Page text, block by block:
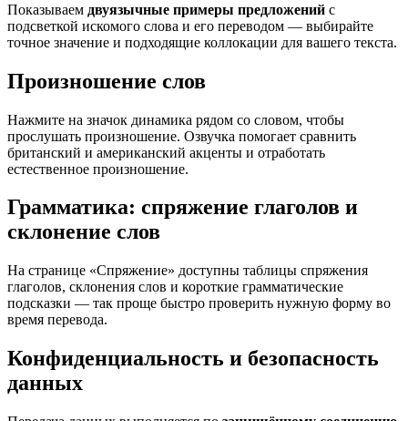
Показываем двуязычные примеры предложений с
подсветкой искомого слова и его переводом — выбирайте
точное значение и подходящие коллокации для вашего текста.
Произношение слов
Нажмите на значок динамика рядом со словом, чтобы
прослушать произношение. Озвучка помогает сравнить
британский и американский акценты и отработать
естественное произношение.
Грамматика: спряжение глаголов и
склонение слов
На странице «Спряжение» доступны таблицы спряжения
глаголов, склонения слов и короткие грамматические
подсказки — так проще быстро проверить нужную форму во
время перевода.
Конфиденциальность и безопасность
данных